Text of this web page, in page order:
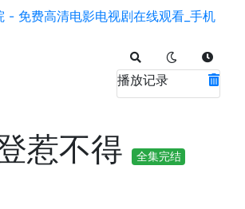
播放记录
惹不得 全集完结